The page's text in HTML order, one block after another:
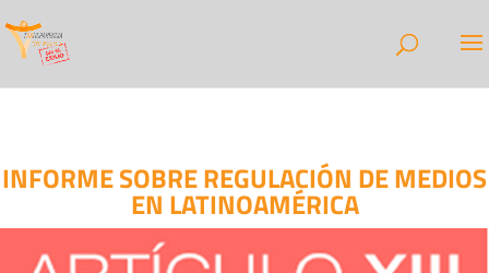
INFORME SOBRE REGULACIÓN DE MEDIOS
EN LATINOAMÉRICA